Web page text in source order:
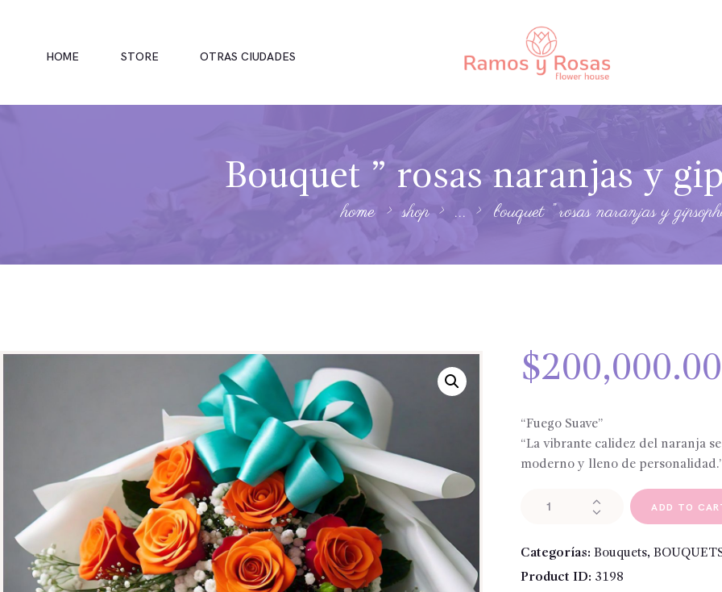
HOME STORE OTRAS CIUDADES
Bouquet ” rosas naranjas y
home shop ... bouquet ” rosas naranjas y
FLORES POR SUBSCRIPCION
GALERÍA
CONTÁCTENOS
$200,000.00
“Fuego Suave”
“La vibrante calidez del naranja
moderno y lleno de
naranjas
y
ADD TO
Categorías:Bouquets,
Product ID: 3198